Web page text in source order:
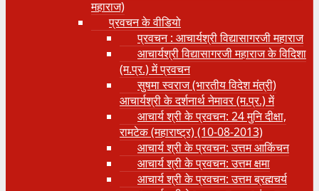
महाराज)
प्रवचन के वीडियो
प्रवचन : आचार्यश्री ‍विद्यासागरजी महाराज
आचार्यश्री विद्यासागरजी महाराज के विदिशा
(म.प्र.) में प्रवचन
सुषमा स्वराज (भारतीय विदेश मंत्री)
आचार्यश्री के दर्शनार्थ नेमावर (म.प्र.) में
आचार्य श्री के प्रवचन: 24 मुनि दीक्षा,
रामटेक (महाराष्ट्र) (10-08-2013)
आचार्य श्री के प्रवचन: उत्तम आकिंचन
आचार्य श्री के प्रवचन: उत्तम क्षमा
आचार्य श्री के प्रवचन: उत्तम ब्रह्मचर्य